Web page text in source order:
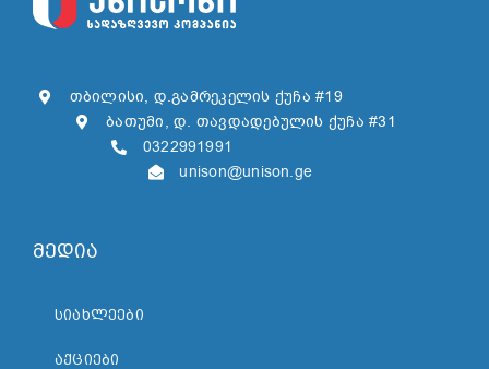
თბილისი, დ.გამრეკელის ქუჩა #19
ბათუმი, დ. თავდადებულის ქუჩა #31
0322991991
unison@unison.ge
მედია
ᲡᲘᲐᲮᲚᲔᲔᲑᲘ
ᲐᲥᲪᲘᲔᲑᲘ